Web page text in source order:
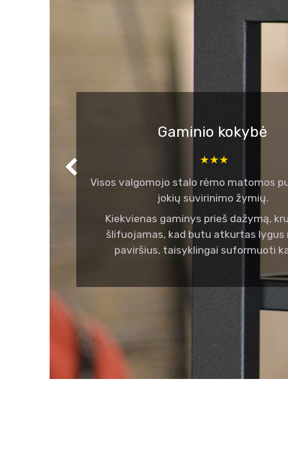
Gaminio kokybė
★★★
Visos valgomojo stalo rėmo matomos
jokių suvirinimo žymių.
Kiekvienas gaminys prieš dažymą,
šlifuojamas, kad butu atkurtas lygus
paviršius, taisyklingai suformuoti
Ankstesnis